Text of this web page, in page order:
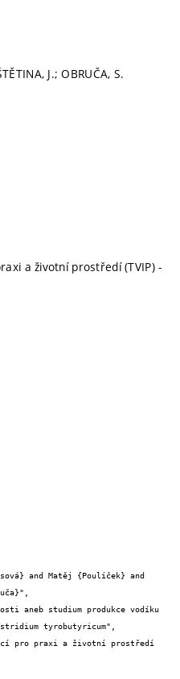
J.; OBRUČA, S.
a životní prostředí (TVIP) -
tyrobutyricum",